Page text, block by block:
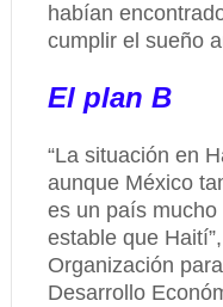
habían
cumplir el sueño
El plan B
“La situación en
aunque México
es un país
estable que
Organización
Desarrollo